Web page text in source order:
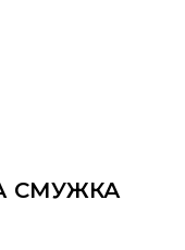
СМУЖКА